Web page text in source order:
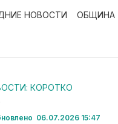
НОВОСТИ ОБЩИНА
КОРОТКО
06.07.2026 15:47